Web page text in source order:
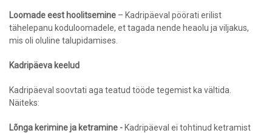
Loomade eest hoolitsemine – Kadripäeval pöörati erilist
tähelepanu koduloomadele, et tagada nende heaolu ja viljakus,
mis oli oluline talupidamises.
Kadripäeva keelud
Kadripäeval soovtati aga teatud tööde tegemist ka vältida.
Näiteks:
Lõnga kerimine ja ketramine - Kadripäeval ei tohtinud ketramist